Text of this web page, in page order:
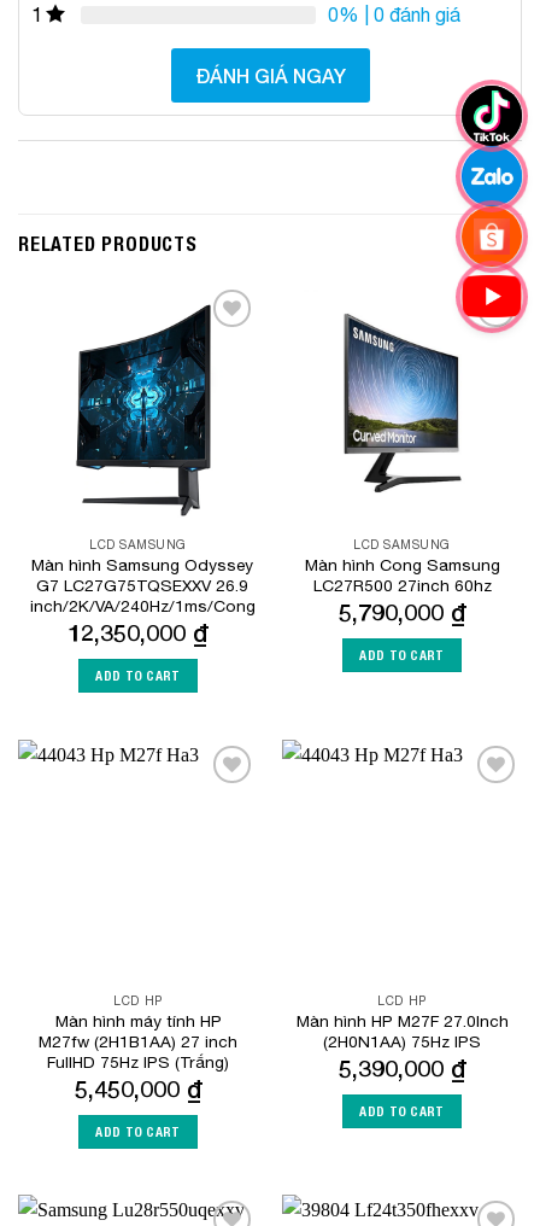
1 0% | 0 đánh giá
ĐÁNH GIÁ NGAY
RELATED PRODUCTS
Add to
Wishlist
LCD SAMSUNG
Màn hình Samsung Odyssey
G7 LC27G75TQSEXXV 26.9
inch/2K/VA/240Hz/1ms/Cong
12,350,000 ₫
ADD TO CART
Wishlist
LCD SAMSUNG
Màn hình Cong Samsung
LC27R500 27inch 60hz
5,790,000 ₫
ADD TO CART
LCD HP
Màn hình máy tính HP
M27fw (2H1B1AA) 27 inch
FullHD 75Hz IPS (Trắng)
5,450,000 ₫
ADD TO CART
LCD HP
Màn hình HP M27F 27.0Inch
(2H0N1AA) 75Hz IPS
5,390,000 ₫
ADD TO CART